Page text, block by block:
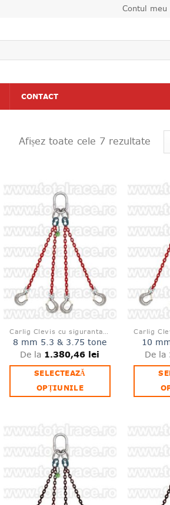
Contul meu
CONTACT
Afișez toate cele 7 rezultate
de
produse
favorite
8 mm 5.3 & 3.75 tone
De la 1.380,46 lei
SELECTEAZĂ
OPȚIUNILE
are
mai
multe
variații.
Opțiunile
pot
10
De la